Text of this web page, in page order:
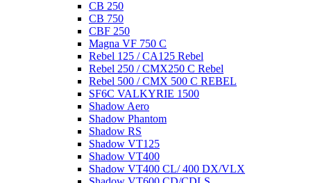
CB 250
CB 750
CBF 250
Magna VF 750 C
Rebel 125 / CA125 Rebel
Rebel 250 / CMX250 C Rebel
Rebel 500 / CMX 500 C REBEL
SF6C VALKYRIE 1500
Shadow Aero
Shadow Phantom
Shadow RS
Shadow VT125
Shadow VT400
Shadow VT400 CL/ 400 DX/VLX